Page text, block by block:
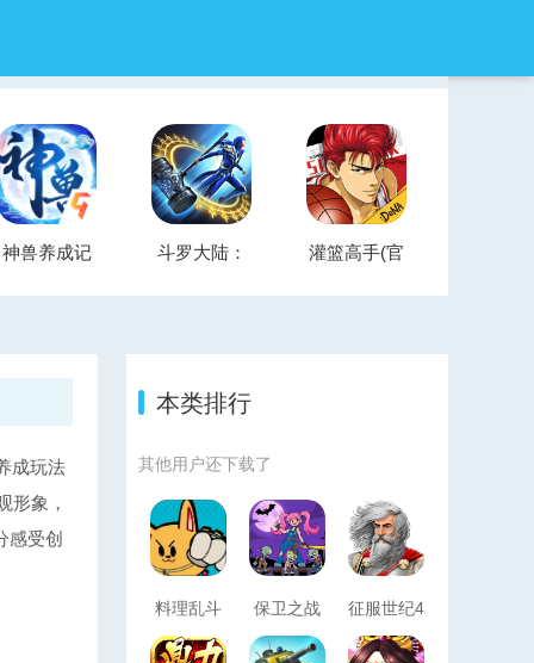
神兽养成记
手游
斗罗大陆：
武魂觉醒官
灌篮高手(官
方正版)
成玩法
形象，
感受创
本类排行
其他用户还下载了
料理乱斗 保卫之战 征服世纪4